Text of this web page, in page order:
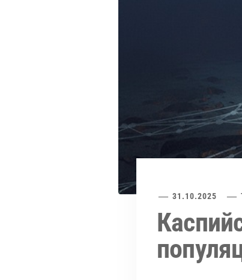
31.10.2025